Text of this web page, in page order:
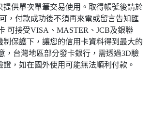
提供單次單筆交易使用。取得帳號後請於
，付款成功後不須再來電或留言告知匯
可接受VISA、MASTER、JCB及銀聯
制保護下，讓您的信用卡資料得到最大的
，台灣地區部分發卡銀行，需透過3D驗
，如在國外使用可能無法順利付款。